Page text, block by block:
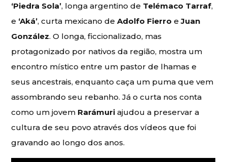
‘Piedra Sola’, longa argentino de Telémaco Tarraf,
e ‘Aká’, curta mexicano deAdolfo Fierro eJuan
González. O longa, ficcionalizado, mas
protagonizado por nativos da região, mostra um
encontro místico entre um pastor de lhamas e
seus ancestrais, enquanto caça um puma que vem
assombrando seu rebanho. Já o curta nos conta
como um jovem Rarámuri ajudou a preservar a
cultura de seu povo através dos vídeos que foi
gravando ao longo dos anos.